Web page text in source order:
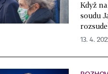
Když
soudu
13. 4.